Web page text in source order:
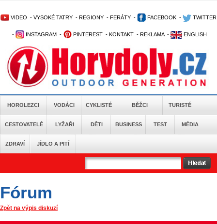
VIDEO - VYSOKÉ TATRY - REGIONY - FERÁTY - FACEBOOK - TWITTER
- INSTAGRAM - PINTEREST - KONTAKT - REKLAMA - ENGLISH
HOROLEZCI VODÁCI CYKLISTÉ BĚŽCI TURISTÉ
CESTOVATELÉ LYŽAŘI DĚTI BUSINESS TEST MÉDIA
ZDRAVÍ JÍDLO A PITÍ
Fórum
Zpět na výpis diskuzí